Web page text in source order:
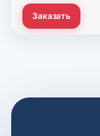
Заказать